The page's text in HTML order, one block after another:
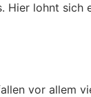
Hier lohnt sich
vor allem